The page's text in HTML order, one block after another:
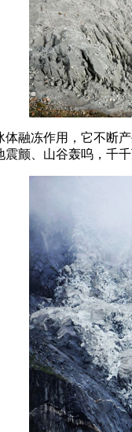
融冻作用，它不断
颤、山谷轰呜，千